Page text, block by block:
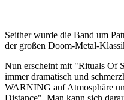
Seither wurde die Band um
der großen Doom-Metal-
Nun erscheint mit "Rituals Of
immer dramatisch und
WARNING auf Atmosphäre
Distance". Man kann sich